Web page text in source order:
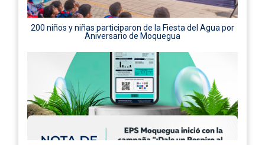
200 niños y niñas participaron de la Fiesta del Agua por
Aniversario de Moquegua